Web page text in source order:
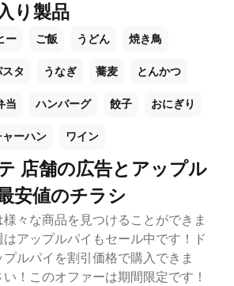
り製品
ー ご飯 うどん 焼き鳥
タ うなぎ 蕎麦 とんかつ
当 ハンバーグ 餃子 おにぎり
ャーハン ワイン
店舗の広告とアップル
安値のチラシ
様々な商品を見つけることができま
アップルパイもセール中です！ド
ルパイを割引価格で購入できま
！このオファーは期間限定です！